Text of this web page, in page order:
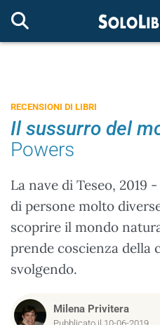
RECENSIONI DI LIBRI
Il sussurro del
Powers
La nave di Teseo, 2019
di persone molto
scoprire il mondo
prende coscienza della
svolgendo.
Milena Privitera